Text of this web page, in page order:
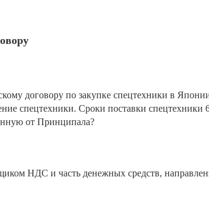
договору по закупке спецтехники в
спецтехники. Сроки поставки спецтехники
от Принципала?
НДС и часть денежных средств,